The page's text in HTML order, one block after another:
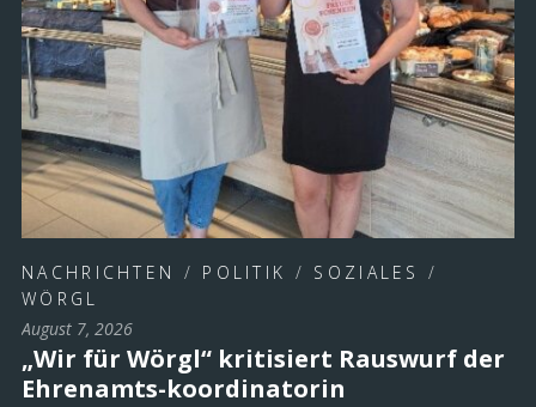
NACHRICHTEN / POLITIK / SOZIALES
/
WÖRGL
August 7, 2026
„Wir für Wörgl“ kritisiert Rauswurf der
Ehrenamts-koordinatorin